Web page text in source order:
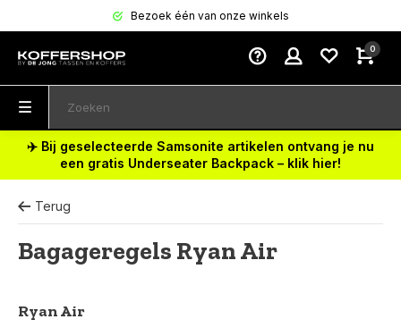
Bezoek één van onze winkels
0
✈️ Bij geselecteerde Samsonite artikelen ontvang je nu
een gratis Underseater Backpack – klik hier!
Terug
Bagageregels Ryan Air
Ryan Air